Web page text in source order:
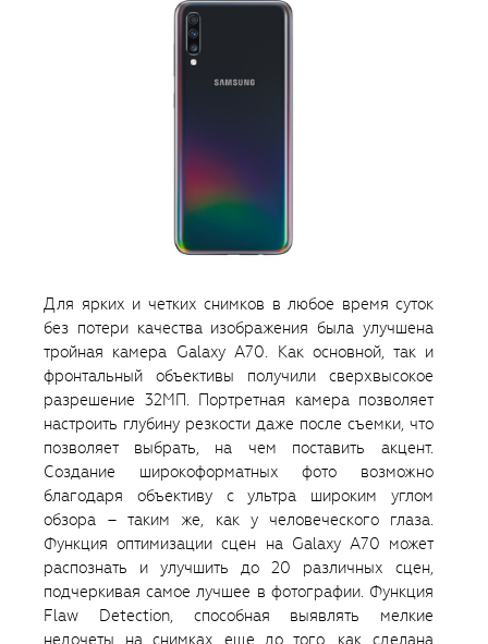
Для ярких и четких снимков в любое время суток
без потери качества изображения была улучшена
тройная камера Galaxy A70. Как основной, так и
фронтальный объективы получили сверхвысокое
разрешение 32МП. Портретная камера позволяет
настроить глубину резкости даже после съемки, что
позволяет выбрать, на чем поставить акцент.
Создание широкоформатных фото возможно
благодаря объективу с ультра широким углом
обзора – таким же, как у человеческого глаза.
Функция оптимизации сцен на Galaxy A70 может
распознать и улучшить до 20 различных сцен,
подчеркивая самое лучшее в фотографии. Функция
Flaw Detection, способная выявлять мелкие
недочеты на снимках еще до того, как сделана